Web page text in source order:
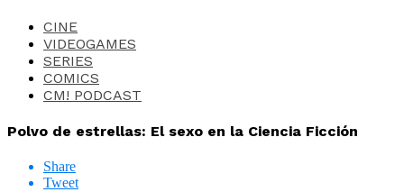
CINE
VIDEOGAMES
SERIES
COMICS
CM! PODCAST
Polvo de estrellas: El sexo en la Ciencia Ficción
Share
Tweet